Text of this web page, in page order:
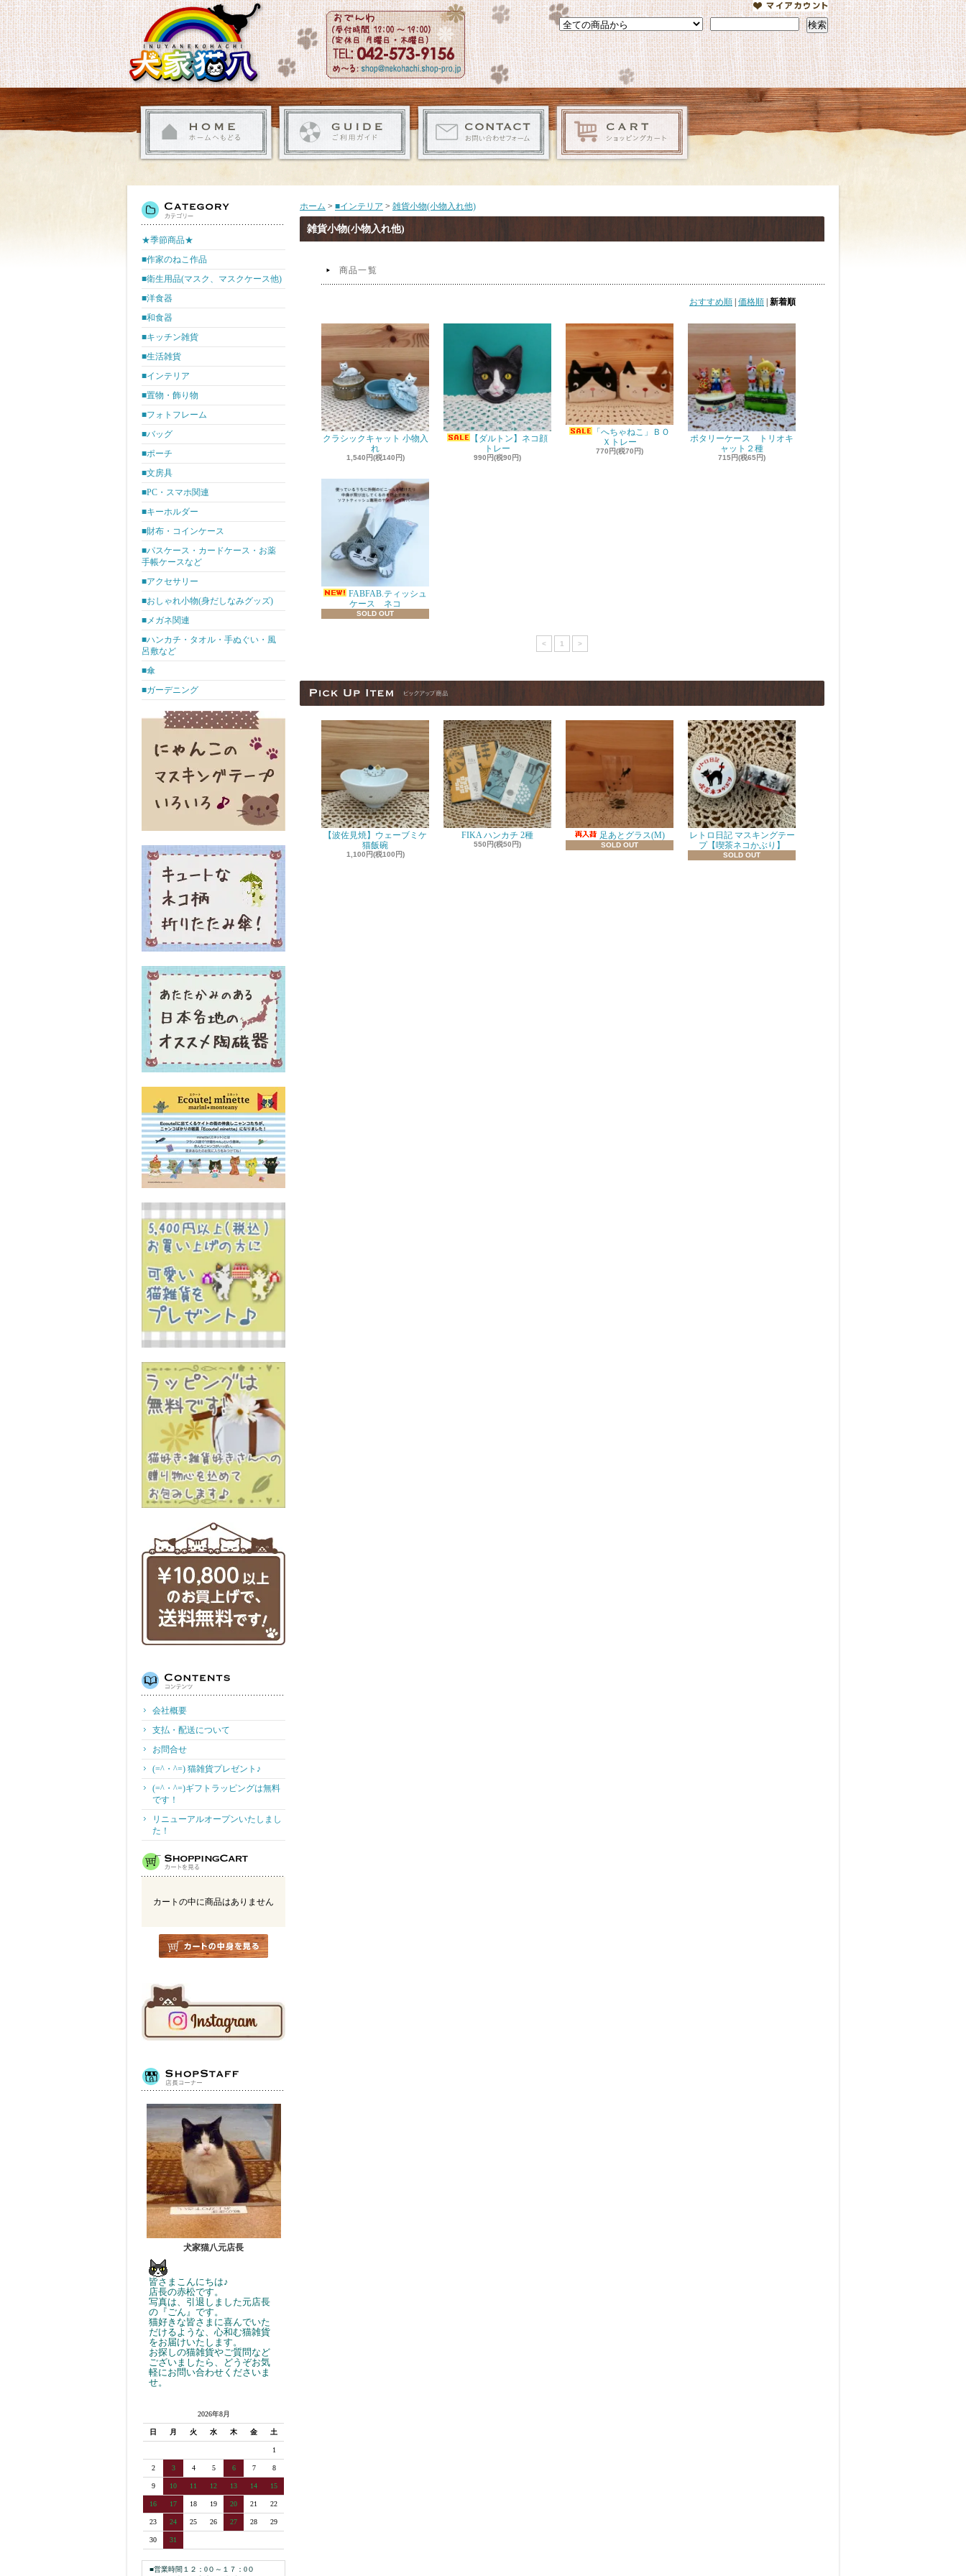
検索
★季節商品★
■作家のねこ作品
■衛生用品(マスク、マスクケース他)
■洋食器
■和食器
■キッチン雑貨
■生活雑貨
■インテリア
■置物・飾り物
■フォトフレーム
■バッグ
■ポーチ
■文房具
■PC・スマホ関連
■キーホルダー
■財布・コインケース
■パスケース・カードケース・お薬
手帳ケースなど
■アクセサリー
■おしゃれ小物(身だしなみグッズ)
■メガネ関連
■ハンカチ・タオル・手ぬぐい・風
呂敷など
■傘
■ガーデニング
会社概要
支払・配送について
お問合せ
(=^・^=) 猫雑貨プレゼント♪
(=^・^=)ギフトラッピングは無料
です！
リニューアルオープンいたしまし
た！
カートの中に商品はありません
犬家猫八元店長
皆さまこんにちは♪
店長の赤松です。
写真は、引退しました元店長
の『ごん』です。
猫好きな皆さまに喜んでいた
だけるような、心和む猫雑貨
をお届けいたします。
お探しの猫雑貨やご質問など
ございましたら、どうぞお気
軽にお問い合わせくださいま
せ。
2026年8月
日 月 火 水 木 金 土
1
2 3 4 5 6 7 8
9 10 11 12 13 14 15
16 17 18 19 20 21 22
23 24 25 26 27 28 29
30 31
■営業時間１２：0０～１７：0０
ホーム > ■インテリア > 雑貨小物(小物入れ他)
雑貨小物(小物入れ他)
商品一覧
おすすめ順 価格順 新着順
クラシックキャット 小物入
れ
1,540円(税140円)
【ダルトン】ネコ顔
トレー
990円(税90円)
「へちゃねこ」ＢＯ
Ｘトレー
770円(税70円)
ポタリーケース トリオキ
ャット２種
715円(税65円)
FABFAB.ティッシュ
ケース ネコ
SOLD OUT
< 1 >
【波佐見焼】ウェーブミケ
猫飯碗
1,100円(税100円)
FIKA ハンカチ 2種
550円(税50円)
足あとグラス(M)
SOLD OUT
レトロ日記 マスキングテー
プ【喫茶ネコかぶり】
SOLD OUT